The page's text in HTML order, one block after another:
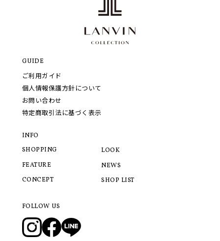
GUIDE
ご利用ガイド
個人情報保護方針について
お問い合わせ
特定商取引法に基づく表示
INFO
SHOPPING
FEATURE
CONCEPT
LOOK
NEWS
SHOP LIST
FOLLOW US